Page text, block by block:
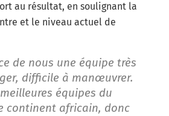
au résultat, en soulignant la
et le niveau actuel de
de nous une équipe très
difficile à manœuvrer.
meilleures équipes du
continent africain, donc